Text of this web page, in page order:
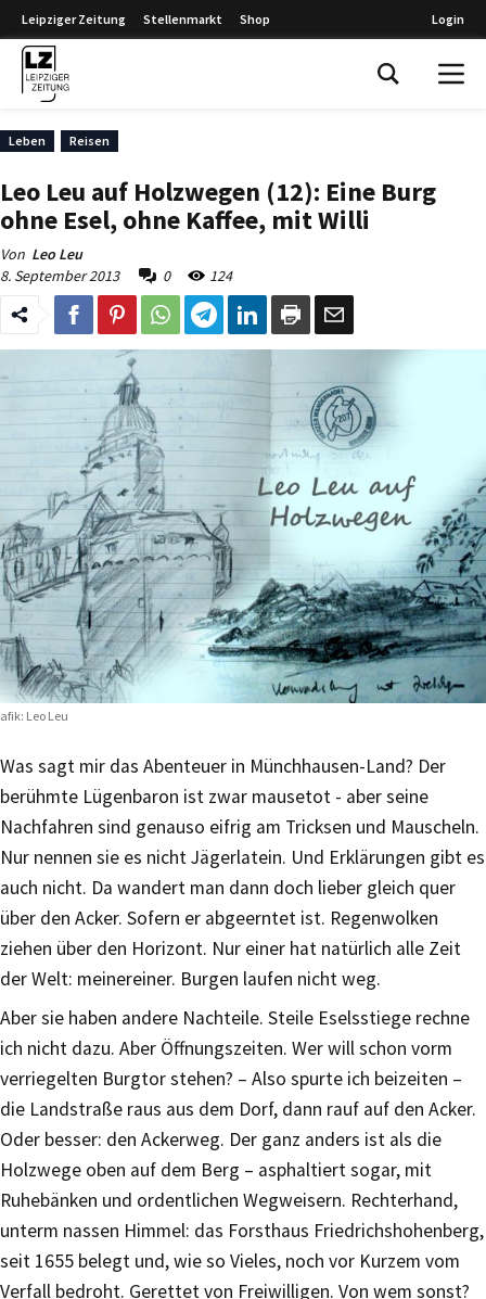
Leipziger Zeitung Stellenmarkt Shop Login
Leben Reisen
Leo Leu auf Holzwegen (12): Eine Burg
ohne Esel, ohne Kaffee, mit Willi
Von Leo Leu
8. September 2013
0 124
Leo Leu
Was sagt mir das Abenteuer in Münchhausen-Land? Der
berühmte Lügenbaron ist zwar mausetot - aber seine
Nachfahren sind genauso eifrig am Tricksen und Mauscheln.
Nur nennen sie es nicht Jägerlatein. Und Erklärungen gibt es
auch nicht. Da wandert man dann doch lieber gleich quer
über den Acker. Sofern er abgeerntet ist. Regenwolken
ziehen über den Horizont. Nur einer hat natürlich alle Zeit
der Welt: meinereiner. Burgen laufen nicht weg.
Aber sie haben andere Nachteile. Steile Eselsstiege rechne
ich nicht dazu. Aber Öffnungszeiten. Wer will schon vorm
verriegelten Burgtor stehen? – Also spurte ich beizeiten –
die Landstraße raus aus dem Dorf, dann rauf auf den Acker.
Oder besser: den Ackerweg. Der ganz anders ist als die
Holzwege oben auf dem Berg – asphaltiert sogar, mit
Ruhebänken und ordentlichen Wegweisern. Rechterhand,
unterm nassen Himmel: das Forsthaus Friedrichshohenberg,
seit 1655 belegt und, wie so Vieles, noch vor Kurzem vom
Verfall bedroht. Gerettet von Freiwilligen. Von wem sonst?